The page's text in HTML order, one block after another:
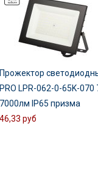
Прожектор
PRO LPR-062-0-65K-
7000лм IP65 призма
46,33 руб